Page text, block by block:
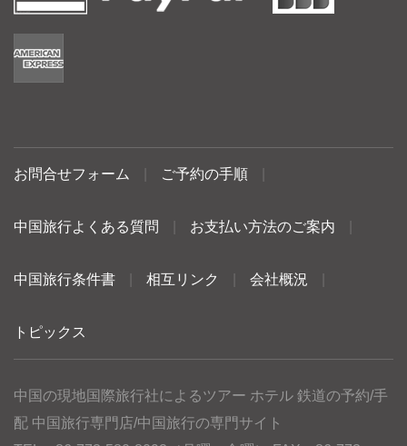
お問合せフォーム ご予約の手順
中国旅行よくある質問 お支払い方法のご案内
中国旅行条件書 相互リンク 会社概況
トピックス
中国の現地国際旅行社によるツアー ホテル 鉄道の予約/手
配 中国旅行専門店/中国旅行の専門サイト